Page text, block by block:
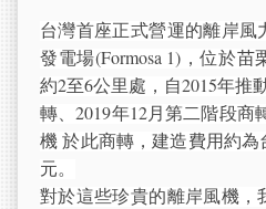
台灣首座正式營運的離岸風
發電場(Formosa 1)，位於
約2至6公里處，自2015年推
轉、2019年12月第二階段商
機 於此商轉，建造費用約
元。
對於這些珍貴的離岸風機，